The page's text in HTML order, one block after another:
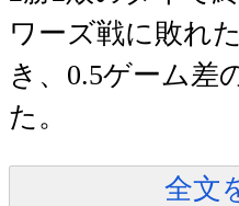
ワーズ戦に敗れ
き、0.5ゲーム差
た。
全文